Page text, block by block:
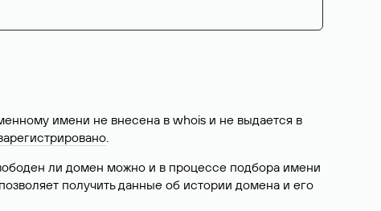
имени не внесена в whois и не выдается в
.
ли домен можно и в процессе подбора имени
получить данные об истории домена и его